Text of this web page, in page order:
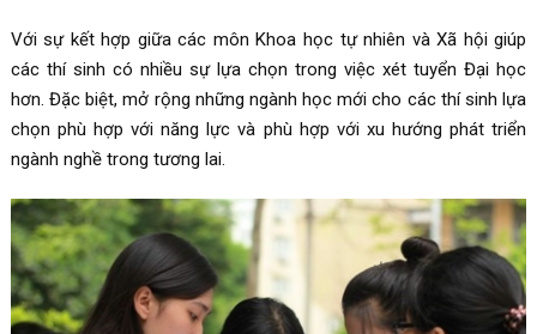
Với sự kết hợp giữa các môn Khoa học tự nhiên và Xã hội giúp
các thí sinh có nhiều sự lựa chọn trong việc xét tuyển Đại học
hơn. Đặc biệt, mở rộng những ngành học mới cho các thí sinh lựa
chọn phù hợp với năng lực và phù hợp với xu hướng phát triển
ngành nghề trong tương lai.